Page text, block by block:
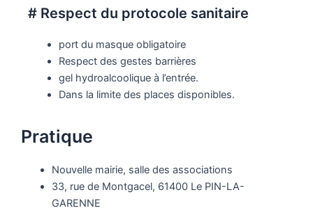
# Respect du protocole sanitaire
port du masque obligatoire
Respect des gestes barrières
gel hydroalcoolique à l’entrée.
Dans la limite des places disponibles.
Pratique
Nouvelle mairie, salle des associations
33, rue de Montgacel, 61400 Le PIN-LA-
GARENNE